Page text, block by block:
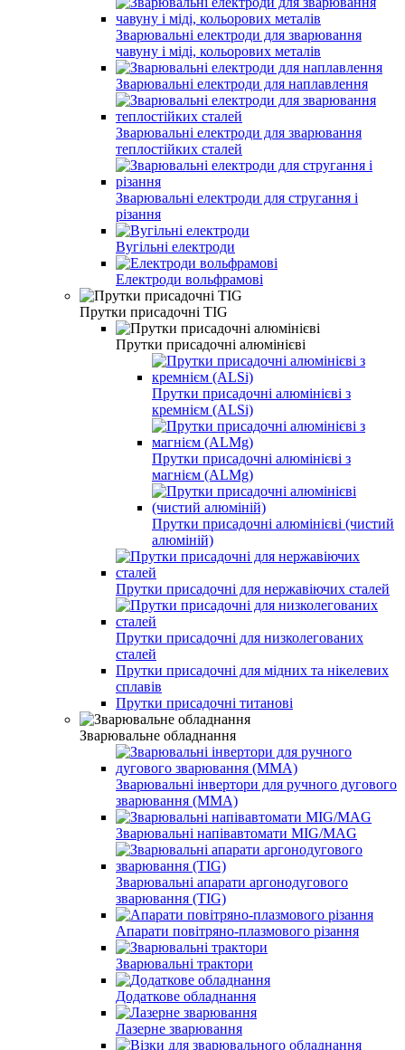
Зварювальні електроди для зварювання
чавуну і міді, кольорових металів
Зварювальні електроди для наплавлення
Зварювальні електроди для зварювання
теплостійких сталей
Зварювальні електроди для стругання і
різання
Вугільні електроди
Електроди вольфрамові
Прутки присадочні TIG
Прутки присадочні алюмінієві
Прутки присадочні алюмінієві з
кремнієм (ALSi)
Прутки присадочні алюмінієві з
магнієм (ALMg)
Прутки присадочні алюмінієві (чистий
алюміній)
Прутки присадочні для нержавіючих сталей
Прутки присадочні для низколегованих
сталей
Прутки присадочні для мідних та нікелевих
сплавів
Прутки присадочні титанові
Зварювальне обладнання
Зварювальні інвертори для ручного дугового
зварювання (MMA)
Зварювальні напівавтомати MIG/MAG
Зварювальні апарати аргонодугового
зварювання (TIG)
Апарати повітряно-плазмового різання
Зварювальні трактори
Додаткове обладнання
Лазерне зварювання